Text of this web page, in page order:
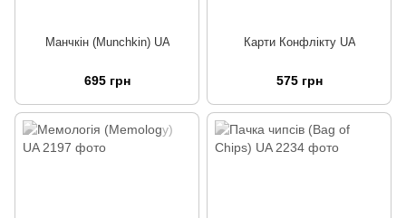
Манчкін (Munchkin) UA
695 грн
Карти Конфлікту UA
575 грн